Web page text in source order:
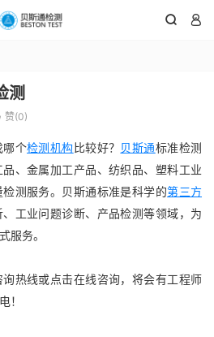
 
测
赞(0)
哪个检测机构比较好？ 贝斯通标准检测
、金属加工产品、纺织品、塑料工业
测服务。贝斯通标准是科学的第三方
工业问题诊断、产品检测等领域，为
服务。
热线或点击在线咨询，将会有工程师
！